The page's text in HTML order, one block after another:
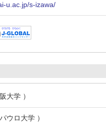
u.ac.jp/s-izawa/
大学 ）
ロ大学 ）